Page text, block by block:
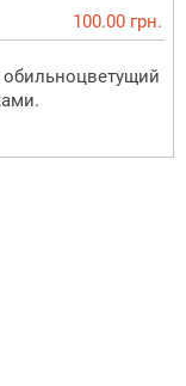
100.00 грн.